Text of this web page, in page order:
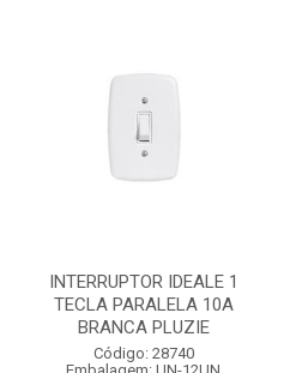
INTERRUPTOR IDEALE 1
TECLA PARALELA 10A
BRANCA PLUZIE
Código: 28740